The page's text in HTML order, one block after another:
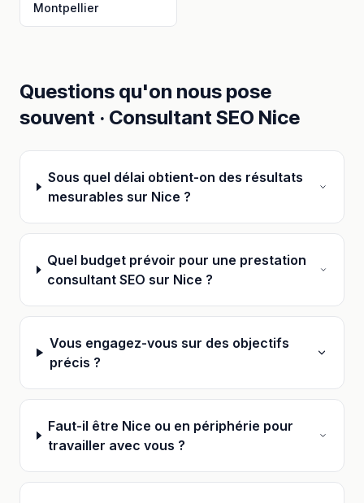
Montpellier
Questions qu'on nous pose
souvent · Consultant SEO Nice
Sous quel délai obtient-on des résultats
mesurables sur Nice ?
Quel budget prévoir pour une prestation
consultant SEO sur Nice ?
Vous engagez-vous sur des objectifs
précis ?
Faut-il être Nice ou en périphérie pour
travailler avec vous ?